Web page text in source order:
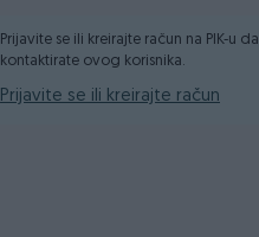
Prijavite se ili kreirajte račun na PIK-u da
kontaktirate ovog korisnika.
Prijavite se ili kreirajte račun